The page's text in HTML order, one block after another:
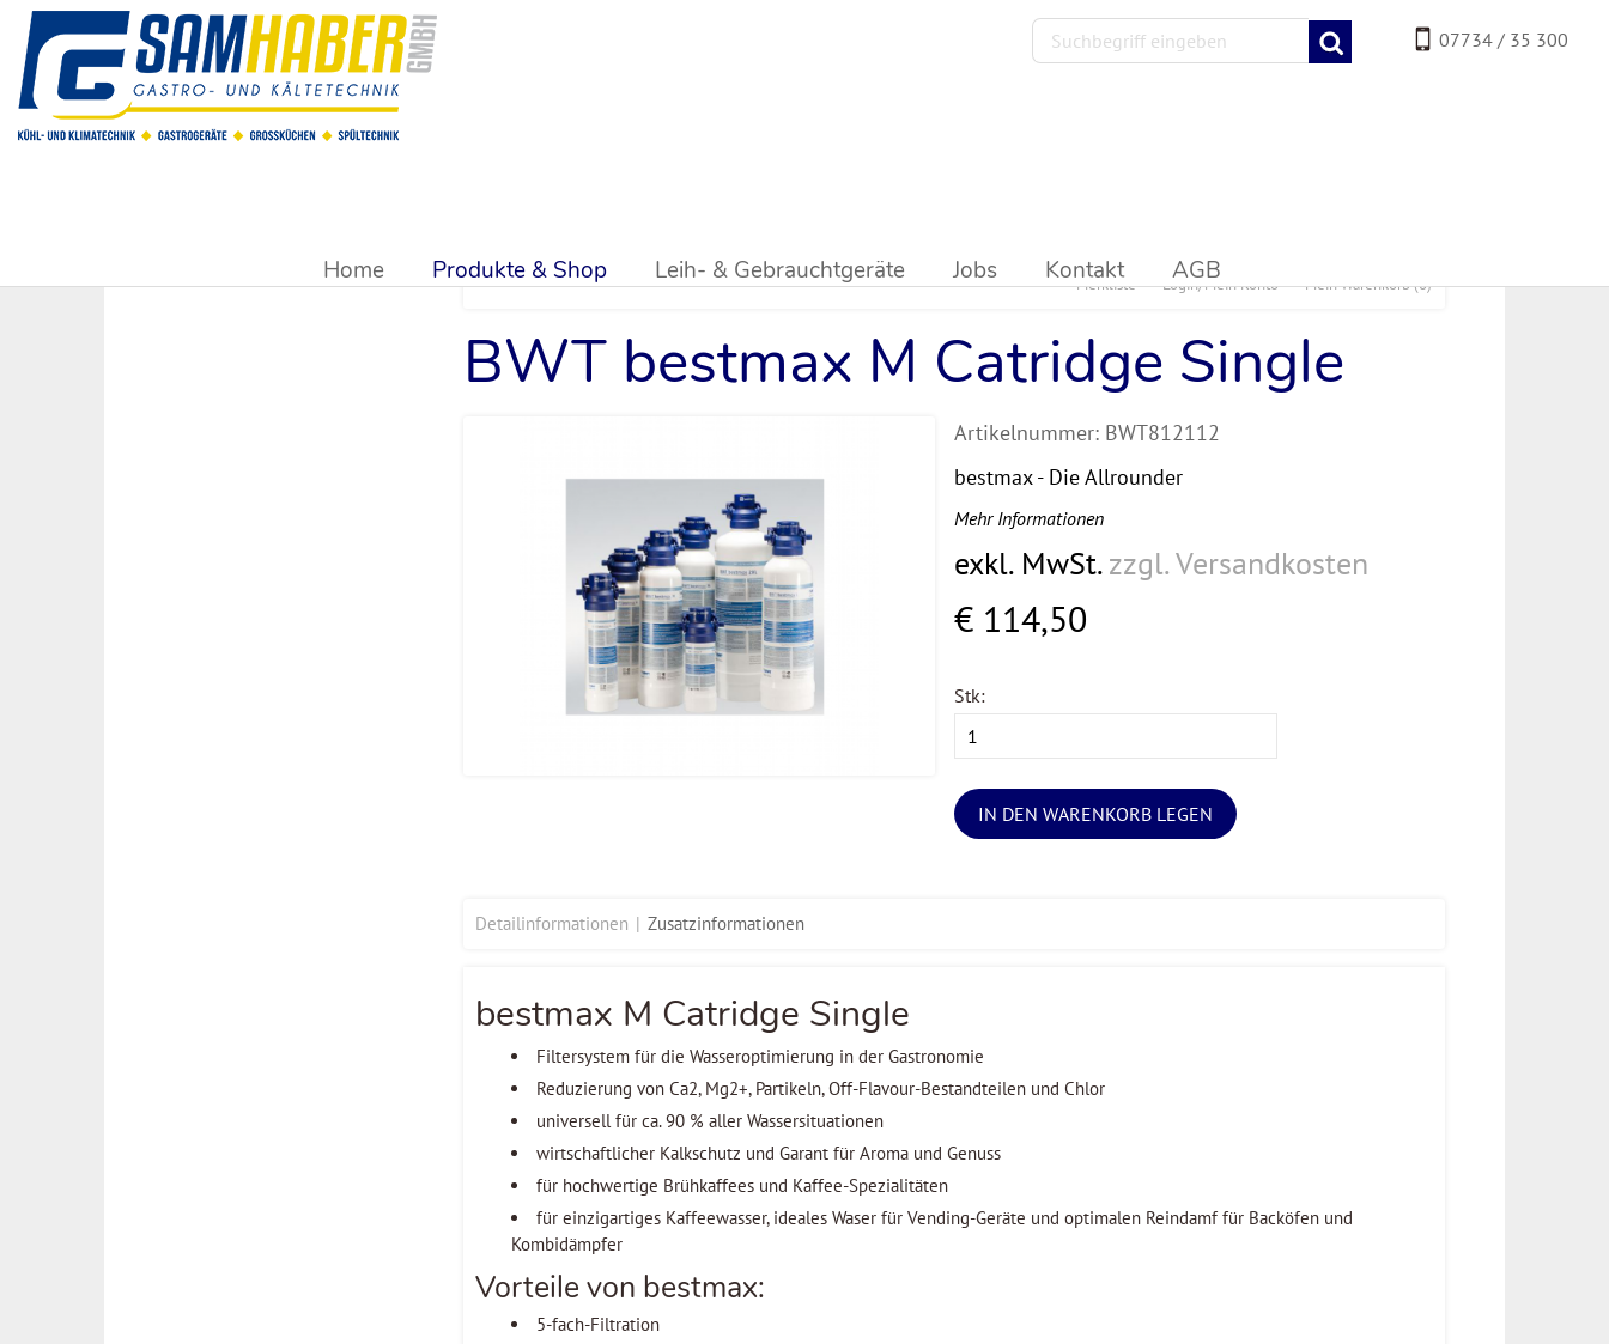
07734 / 35 300
Home Produkte & Shop Leih- & Gebrauchtgeräte Jobs Kontakt AGB Mein Warenkorb(0)
Login/Mein Konto
Merkliste
BWT bestmax M Catridge Single
Artikelnummer: BWT812112
bestmax - Die Allrounder
Mehr Informationen
exkl. MwSt.zzgl. Versandkosten
€ 114,50
Stk:
IN DEN WARENKORB LEGEN
Detailinformationen Zusatzinformationen
bestmax M Catridge Single
Filtersystem für die Wasseroptimierung in der Gastronomie
Reduzierung von Ca2, Mg2+, Partikeln, Off-Flavour-Bestandteilen und Chlor
universell für ca. 90 % aller Wassersituationen
wirtschaftlicher Kalkschutz und Garant für Aroma und Genuss
für hochwertige Brühkaffees und Kaffee-Spezialitäten
für einzigartiges Kaffeewasser, ideales Waser für Vending-Geräte und optimalen Reindamf für Backöfen und
Kombidämpfer
Vorteile von bestmax:
5-fach-Filtration